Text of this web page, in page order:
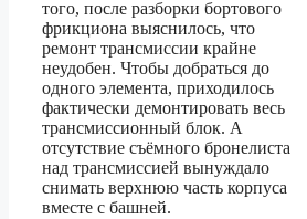
того, после разборки бортового
фрикциона выяснилось, что
ремонт трансмиссии крайне
неудобен. Чтобы добраться до
одного элемента, приходилось
фактически демонтировать весь
трансмиссионный блок. А
отсутствие съёмного бронелиста
над трансмиссией вынуждало
снимать верхнюю часть корпуса
вместе с башней.